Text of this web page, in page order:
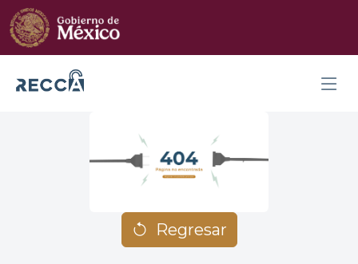
Regresar